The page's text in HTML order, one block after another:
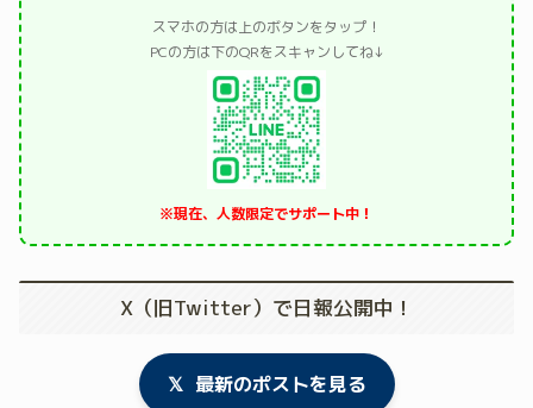
スマホの方は上のボタンをタップ！
PCの方は下のQRをスキャンしてね↓
※現在、人数限定でサポート中！
X（旧Twitter）で日報公開中！
𝕏 最新のポストを見る